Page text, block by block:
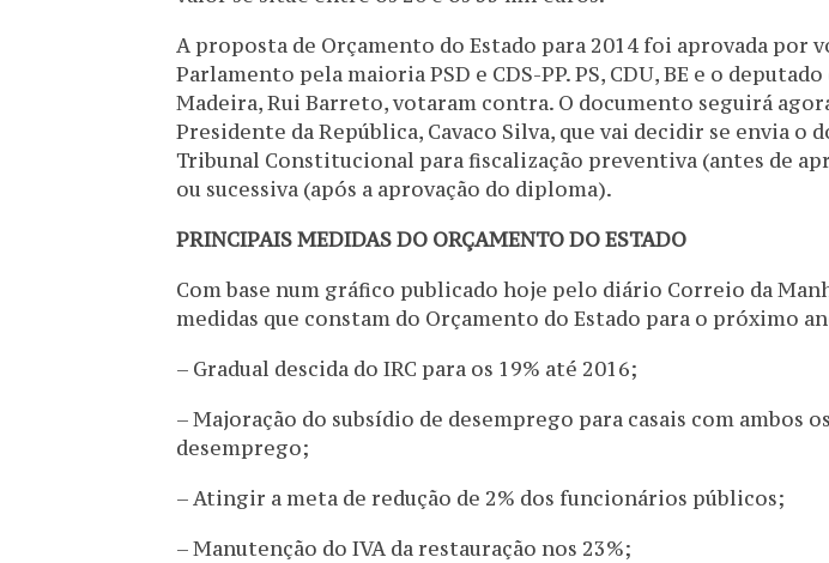
A proposta de Orçamento do Estado para 2014 foi aprovada por
Parlamento pela maioria PSD e CDS-PP. PS, CDU, BE e o deputado
Madeira, Rui Barreto, votaram contra. O documento seguirá
Presidente da República, Cavaco Silva, que vai decidir se envia o
Tribunal Constitucional para fiscalização preventiva (antes de
ou sucessiva (após a aprovação do diploma).
PRINCIPAIS MEDIDAS DO ORÇAMENTO DO ESTADO
Com base num gráfico publicado hoje pelo diário Correio da
medidas que constam do Orçamento do Estado para o próximo
– Gradual descida do IRC para os 19% até 2016;
– Majoração do subsídio de desemprego para casais com ambos
desemprego;
– Atingir a meta de redução de 2% dos funcionários públicos;
– Manutenção do IVA da restauração nos 23%;